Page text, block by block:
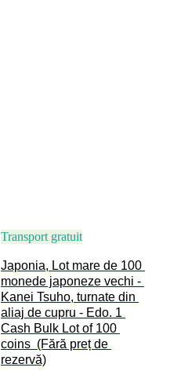
Transport gratuit
Japonia, Lot mare de 100
monede japoneze vechi -
Kanei Tsuho, turnate din
aliaj de cupru - Edo. 1
Cash Bulk Lot of 100
coins  (Fără preț de
rezervă)